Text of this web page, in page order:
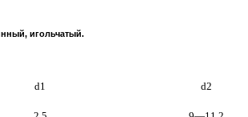
игольчатый.
d1 d2